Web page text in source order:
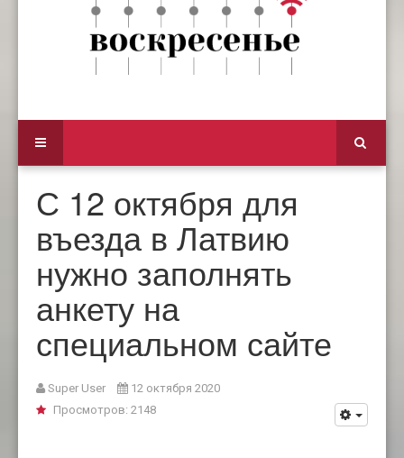
С 12 октября для
въезда в Латвию
нужно заполнять
анкету на
специальном сайте
Super User
12 октября 2020
Просмотров: 2148